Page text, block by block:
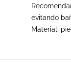
evitando
Material: